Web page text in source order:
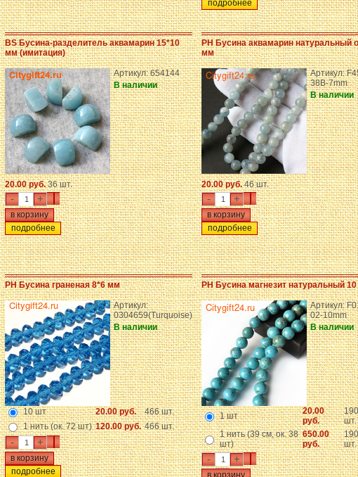
подробнее
BS Бусина-разделитель аквамарин 15*10
мм (имитация)
Артикул: 654144
В наличии
20.00 руб.36 шт.
- +
подробнее
PH Бусина аквамарин натуральный
мм
Артикул:
38B-7mm
В наличии
20.00 руб.46 шт.
- +
подробнее
PH Бусина граненая 8*6 мм
Артикул:
0304659(Turquoise)
В наличии
10 шт 20.00 руб.
466 шт.
1 нить (ок. 72 шт) 120.00 руб. 466 шт.
- +
подробнее
PH Бусина магнезит натуральный
Артикул:
02-10mm
В наличии
1 шт
20.00
руб.
190
шт.
1 нить (39 см, ок. 38
шт)
650.00
руб.
190
шт.
- +